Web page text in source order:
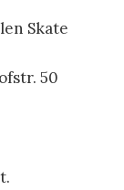
Skate
50